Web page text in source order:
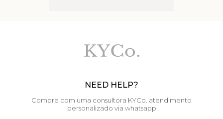
NEED HELP?
Compre com uma consultora KYCo. atendimento
personalizado via whatsapp